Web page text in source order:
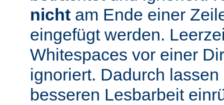
nicht am Ende einer
eingefügt werden.
Whitespaces vor einer
ignoriert. Dadurch
besseren Lesbarbeit